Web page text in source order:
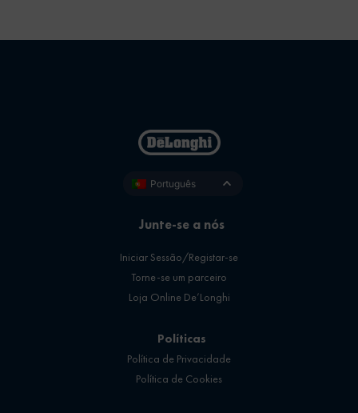
Português
Junte-se a nós
Iniciar Sessão/Registar-se
Torne-se um parceiro
Loja Online De’Longhi
Políticas
Política de Privacidade
Política de Cookies